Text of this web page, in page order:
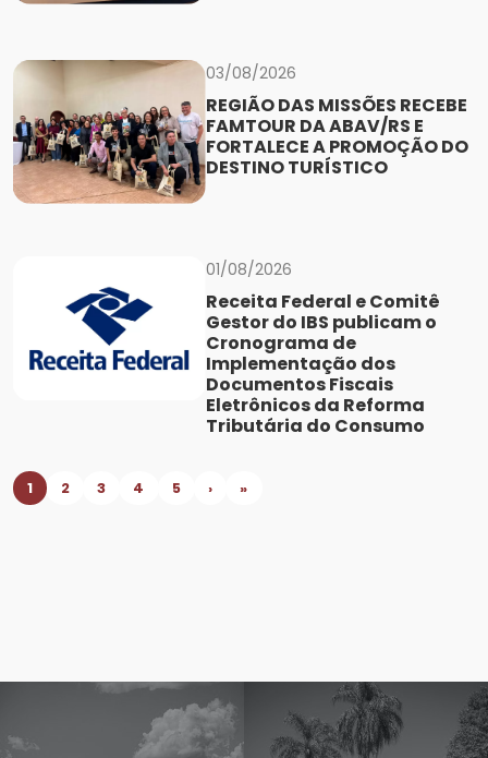
03/08/2026
REGIÃO DAS MISSÕES RECEBE
FAMTOUR DA ABAV/RS E
FORTALECE A PROMOÇÃO DO
DESTINO TURÍSTICO
01/08/2026
Receita Federal e Comitê
Gestor do IBS publicam o
Cronograma de
Implementação dos
Documentos Fiscais
Eletrônicos da Reforma
Tributária do Consumo
1 2 3 4 5 › »